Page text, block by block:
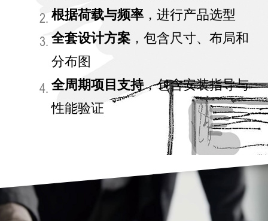
根据荷载与频率 ，进行产品选型
全套设计方案 ，包含尺寸、布局和
分布图
全周期项目支持，包含安装指导与
性能验证